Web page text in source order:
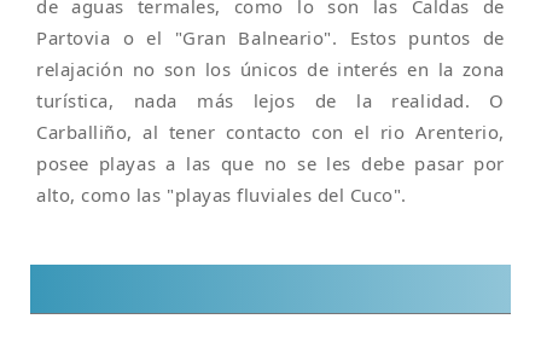
de aguas termales, como lo son las Caldas de
Partovia o el "Gran Balneario". Estos puntos de
relajación no son los únicos de interés en la zona
turística, nada más lejos de la realidad. O
Carballiño, al tener contacto con el rio Arenterio,
posee playas a las que no se les debe pasar por
alto, como las "playas fluviales del Cuco".